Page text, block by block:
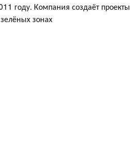
году. Компания создаёт проекты
зонах